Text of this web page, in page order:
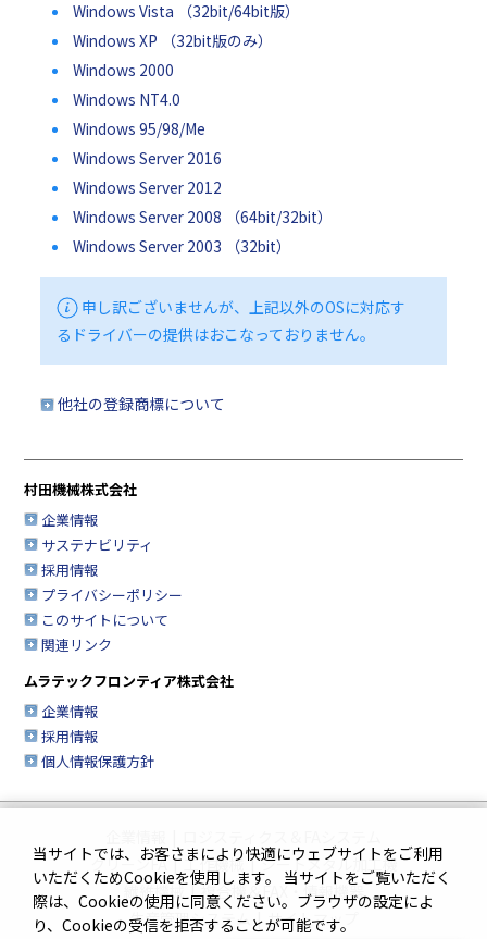
Windows Vista （32bit/64bit版）
Windows XP （32bit版のみ）
Windows 2000
Windows NT4.0
Windows 95/98/Me
Windows Server 2016
Windows Server 2012
Windows Server 2008 （64bit/32bit）
Windows Server 2003 （32bit）
申し訳ございませんが、上記以外のOSに対応す
るドライバーの提供はおこなっておりません。
他社の登録商標について
村田機械株式会社
企業情報
サステナビリティ
採用情報
プライバシーポリシー
このサイトについて
関連リンク
ムラテックフロンティア株式会社
企業情報
採用情報
個人情報保護方針
クリーンFA | 工作機械 | シートメタル加工機
繊維機械 | 複合機＆FAX・情報機器
生産管理システム | サイトマップ
当サイトでは、お客さまにより快適にウェブサイトをご利用
いただくためCookieを使用します。 当サイトをご覧いただく
際は、Cookieの使用に同意ください。ブラウザの設定によ
り、Cookieの受信を拒否することが可能です。